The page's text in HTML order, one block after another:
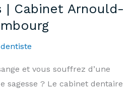
| Cabinet Arnould-
dentiste
et vous souffrez d’une
sagesse ? Le cabinet dentaire